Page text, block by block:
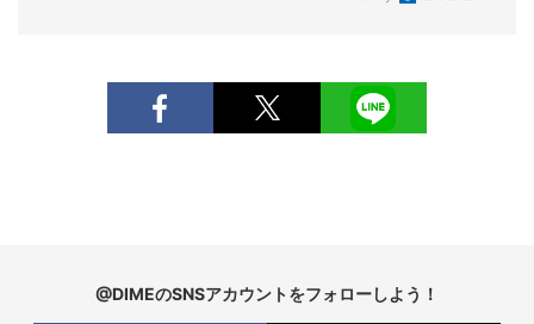
@DIMEのSNSアカウントをフォローしよう！